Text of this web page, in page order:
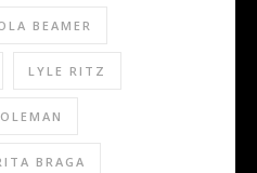
BEAMER
LYLE RITZ
BRAGA